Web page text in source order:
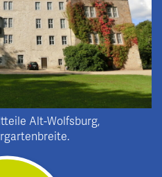
Alt-Wolfsburg,